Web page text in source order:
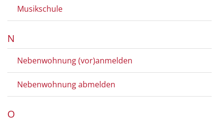
Musikschule
N
Nebenwohnung (vor)anmelden
Nebenwohnung abmelden
O